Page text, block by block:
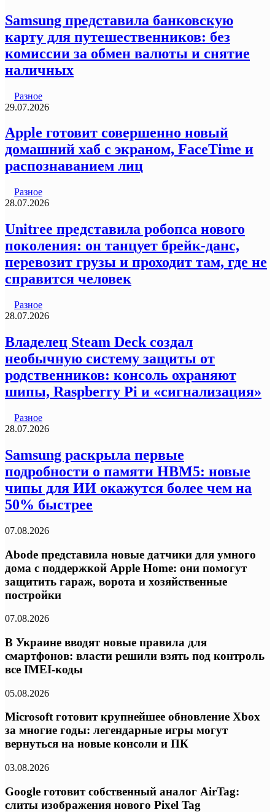
Samsung представила банковскую
карту для путешественников: без
комиссии за обмен валюты и снятие
наличных
Разное
29.07.2026
Apple готовит совершенно новый
домашний хаб с экраном, FaceTime и
распознаванием лиц
Разное
28.07.2026
Unitree представила робопса нового
поколения: он танцует брейк-данс,
перевозит грузы и проходит там, где не
справится человек
Разное
28.07.2026
Владелец Steam Deck создал
необычную систему защиты от
родственников: консоль охраняют
шипы, Raspberry Pi и «сигнализация»
Разное
28.07.2026
Samsung раскрыла первые
подробности о памяти HBM5: новые
чипы для ИИ окажутся более чем на
50% быстрее
07.08.2026
Abode представила новые датчики для умного
дома с поддержкой Apple Home: они помогут
защитить гараж, ворота и хозяйственные
постройки
07.08.2026
В Украине вводят новые правила для
смартфонов: власти решили взять под контроль
все IMEI-коды
05.08.2026
Microsoft готовит крупнейшее обновление Xbox
за многие годы: легендарные игры могут
вернуться на новые консоли и ПК
03.08.2026
Google готовит собственный аналог AirTag:
слиты изображения нового Pixel Tag